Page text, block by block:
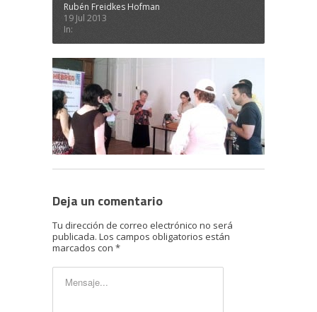
Rubén Freidkes Hofman
19 Jul 2013
In:
Deja un comentario
Tu dirección de correo electrónico no será
publicada. Los campos obligatorios están
marcados con *